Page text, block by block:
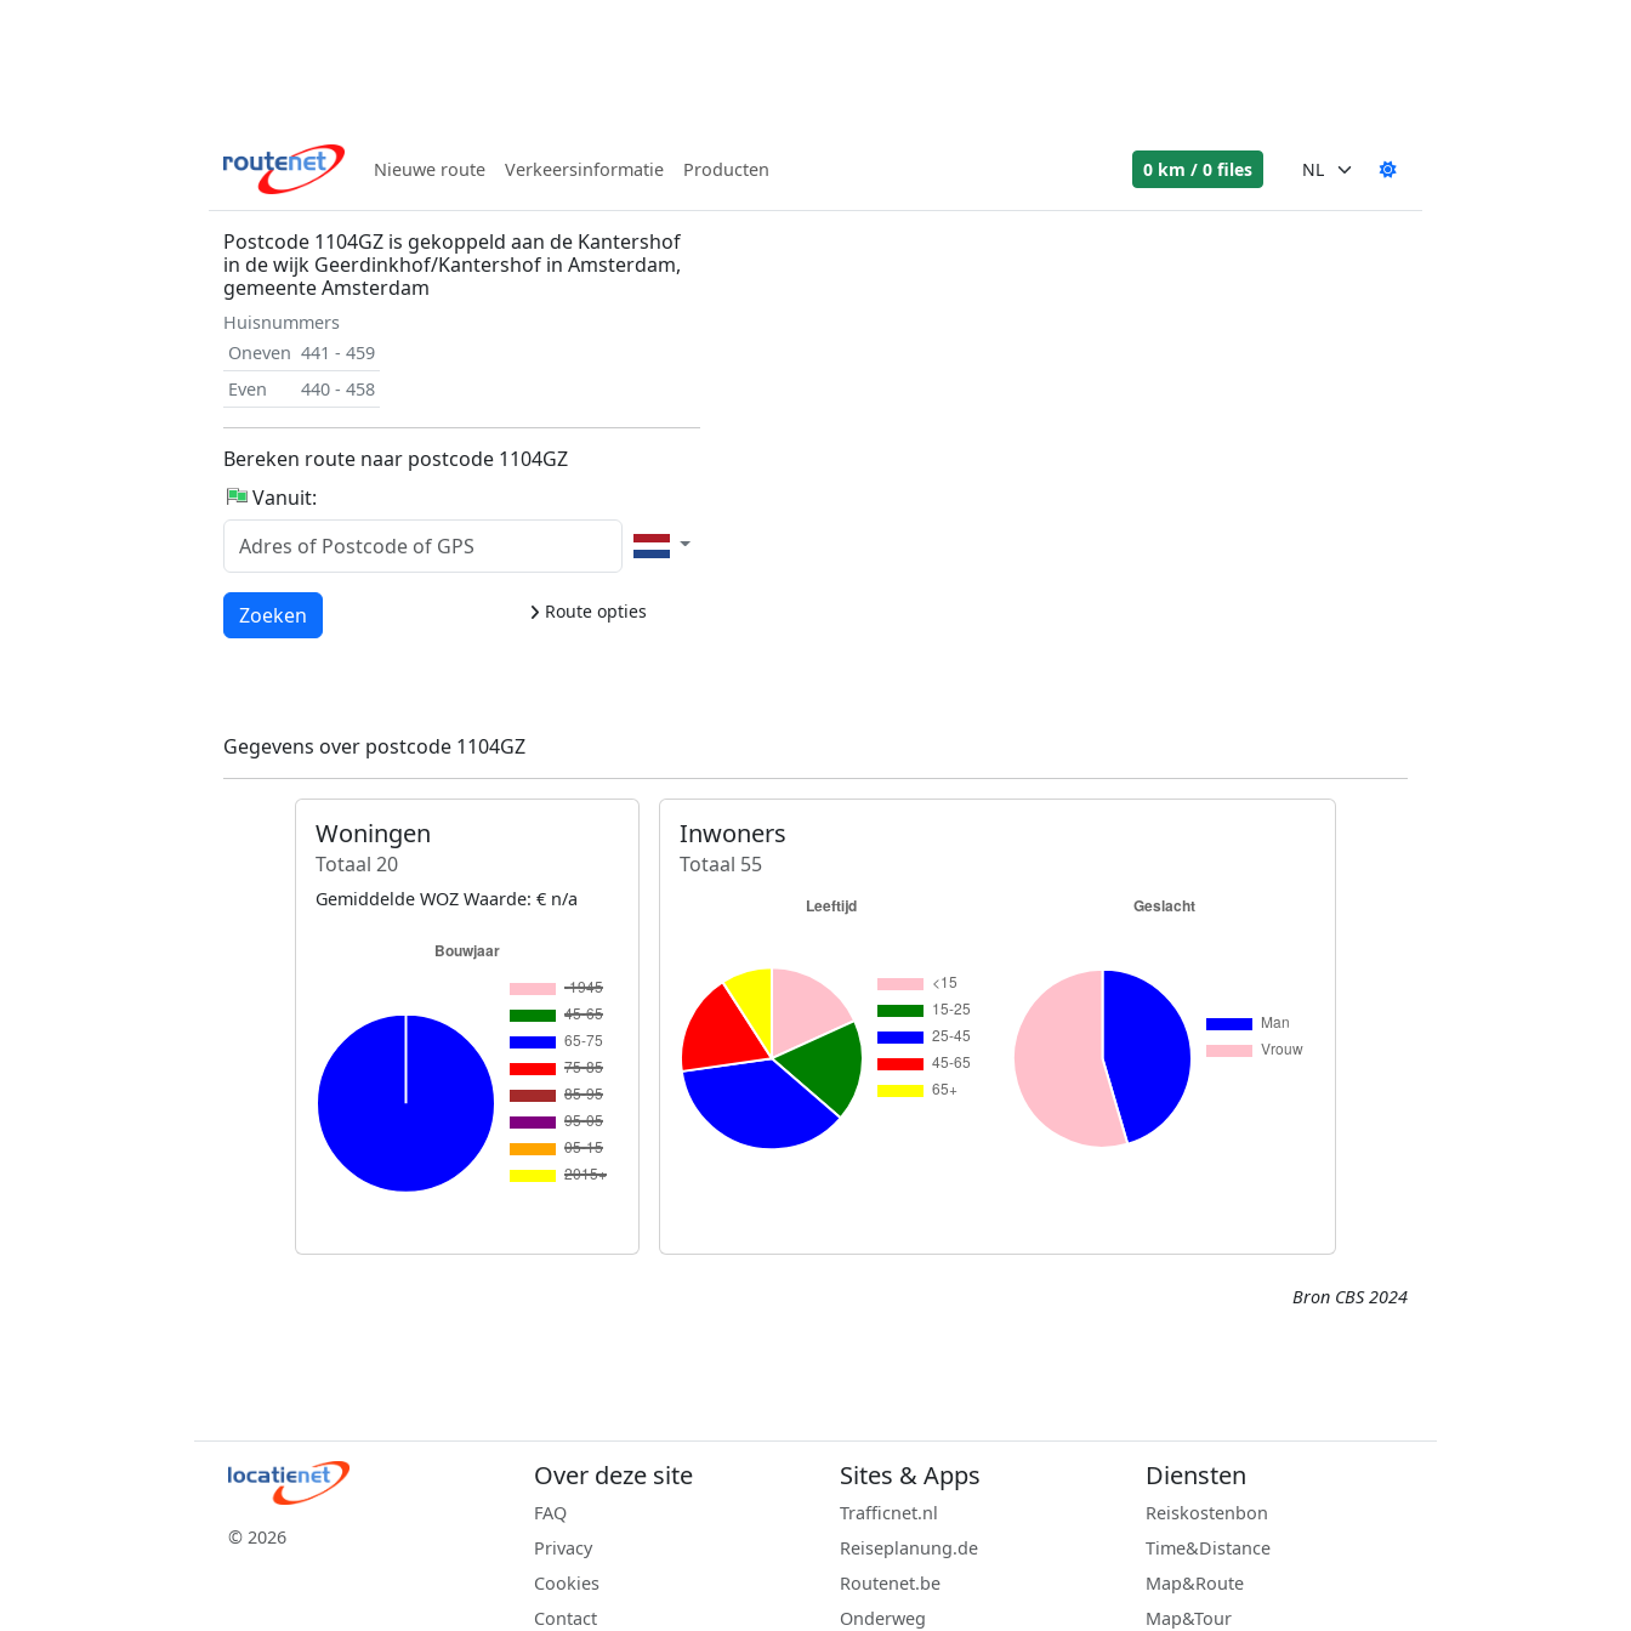
Nieuwe route Verkeersinformatie Producten 0 km / 0 files
Postcode 1104GZ is gekoppeld aan de Kantershof
in de wijk Geerdinkhof/Kantershof in Amsterdam,
gemeente Amsterdam
Huisnummers
Oneven 441 - 459
Even
440 - 458
Bereken route naar postcode 1104GZ
Vanuit:
Route opties
Laden...
Zoeken
Gegevens over postcode 1104GZ
Woningen
Totaal 20
Gemiddelde WOZ Waarde: € n/a
Inwoners
Totaal 55
Bron CBS 2024
© 2026
Over deze site
FAQ
Privacy
Cookies
Contact
Sites & Apps
Trafficnet.nl
Reiseplanung.de
Routenet.be
Onderweg
Diensten
Reiskostenbon
Time&Distance
Map&Route
Map&Tour